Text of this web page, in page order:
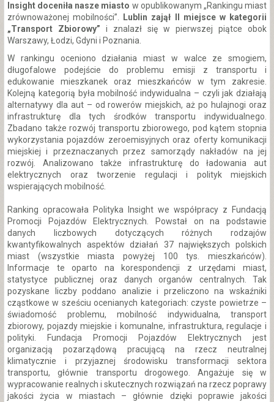
Insight doceniła nasze miasto w opublikowanym „Rankingu miast
zrównoważonej mobilności”.
Lublin zajął II miejsce w kategorii
„Transport Zbiorowy” i znalazł się w pierwszej piątce obok
Warszawy, Łodzi, Gdyni i Poznania.
W rankingu oceniono działania miast w walce ze smogiem,
długofalowe podejście do problemu emisji z transportu i
edukowanie mieszkanek oraz mieszkańców w tym zakresie.
Kolejną kategorią była mobilność indywidualna – czyli jak działają
alternatywy dla aut – od rowerów miejskich, aż po hulajnogi oraz
infrastrukturę dla tych środków transportu indywidualnego.
Zbadano także rozwój transportu zbiorowego, pod kątem stopnia
wykorzystania pojazdów zeroemisyjnych oraz oferty komunikacji
miejskiej i przeznaczanych przez samorządy nakładów na jej
rozwój. Analizowano także infrastrukturę do ładowania aut
elektrycznych oraz tworzenie regulacji i polityk miejskich
wspierających mobilność.
Ranking opracowała Polityka Insight we współpracy z Fundacją
Promocji Pojazdów Elektrycznych. Powstał on na podstawie
danych liczbowych dotyczących różnych rodzajów
kwantyfikowalnych aspektów działań 37 największych polskich
miast (wszystkie miasta powyżej 100 tys. mieszkańców).
Informacje te oparto na korespondencji z urzędami miast,
statystyce publicznej oraz danych organów centralnych. Tak
pozyskane liczby poddano analizie i przeliczono na wskaźniki
cząstkowe w sześciu ocenianych kategoriach: czyste powietrze –
świadomość problemu, mobilność indywidualna, transport
zbiorowy, pojazdy miejskie i komunalne, infrastruktura, regulacje i
polityki. Fundacja Promocji Pojazdów Elektrycznych jest
organizacją pozarządową pracującą na rzecz neutralnej
klimatycznie i przyjaznej środowisku transformacji sektora
transportu, głównie transportu drogowego. Angażuje się w
wypracowanie realnych i skutecznych rozwiązań na rzecz poprawy
jakości życia w miastach – głównie dzięki poprawie jakości